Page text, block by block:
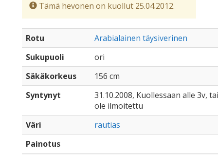
Tämä hevonen on kuollut 25.04.2012.
Rotu
Arabialainen täysiverinen
Sukupuoli
ori
Säkäkorkeus
156 cm
Syntynyt
31.10.2008, Kuollessaan alle 3v,
ole ilmoitettu
Väri
rautias
Painotus